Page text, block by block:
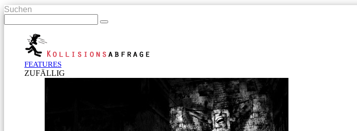
Suchen
FEATURES
ZUFÄLLIG